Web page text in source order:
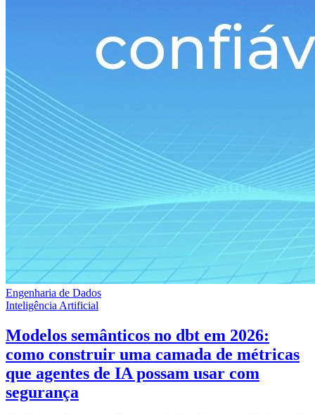
Engenharia de Dados
Inteligência Artificial
Modelos semânticos no dbt em 2026:
como construir uma camada de métricas
que agentes de IA possam usar com
segurança